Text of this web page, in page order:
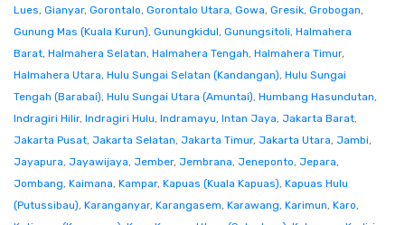
Lues, Gianyar, Gorontalo, Gorontalo Utara, Gowa, Gresik, Grobogan,
Gunung Mas (Kuala Kurun), Gunungkidul, Gunungsitoli, Halmahera
Barat, Halmahera Selatan, Halmahera Tengah, Halmahera Timur,
Halmahera Utara, Hulu Sungai Selatan (Kandangan), Hulu Sungai
Tengah (Barabai), Hulu Sungai Utara (Amuntai), Humbang Hasundutan,
Indragiri Hilir, Indragiri Hulu, Indramayu, Intan Jaya, Jakarta Barat,
Jakarta Pusat, Jakarta Selatan, Jakarta Timur, Jakarta Utara, Jambi,
Jayapura, Jayawijaya, Jember, Jembrana, Jeneponto, Jepara,
Jombang, Kaimana, Kampar, Kapuas (Kuala Kapuas), Kapuas Hulu
(Putussibau), Karanganyar, Karangasem, Karawang, Karimun, Karo,